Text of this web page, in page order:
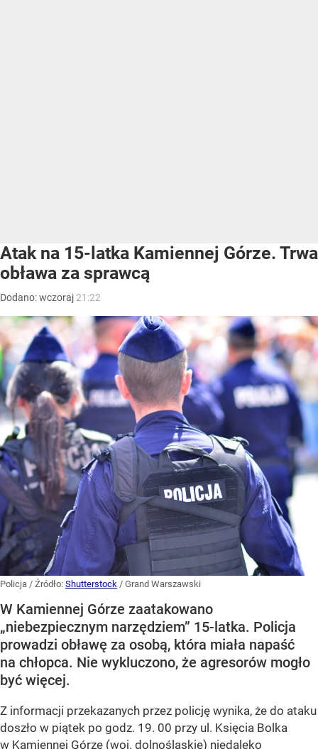
Atak na 15-latka Kamiennej Górze. Trwa
obława za sprawcą
Dodano:wczoraj 21:22
Policja / Źródło: Shutterstock / Grand Warszawski
W Kamiennej Górze zaatakowano
„niebezpiecznym narzędziem” 15-latka. Policja
prowadzi obławę za osobą, która miała napaść
na chłopca. Nie wykluczono, że agresorów mogło
być więcej.
Z informacji przekazanych przez policję wynika, że do ataku
doszło w piątek po godz. 19. 00 przy ul. Księcia Bolka
w Kamiennej Górze (woj. dolnośląskie) niedaleko